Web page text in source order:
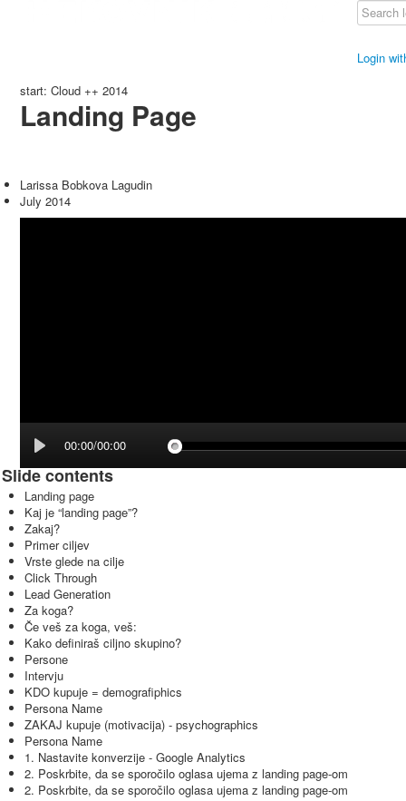
Login
start: Cloud ++ 2014
Landing Page
Larissa Bobkova Lagudin
July 2014
00:00/00:00
Slide contents
Landing page
Kaj je “landing page”?
Zakaj?
Primer ciljev
Vrste glede na cilje
Click Through
Lead Generation
Za koga?
Če veš za koga, veš:
Kako definiraš ciljno skupino?
Persone
Intervju
KDO kupuje = demografiphics
Persona Name
ZAKAJ kupuje (motivacija) - psychographics
Persona Name
1. Nastavite konverzije - Google Analytics
2. Poskrbite, da se sporočilo oglasa ujema z landing page-om
2. Poskrbite, da se sporočilo oglasa ujema z landing page-om